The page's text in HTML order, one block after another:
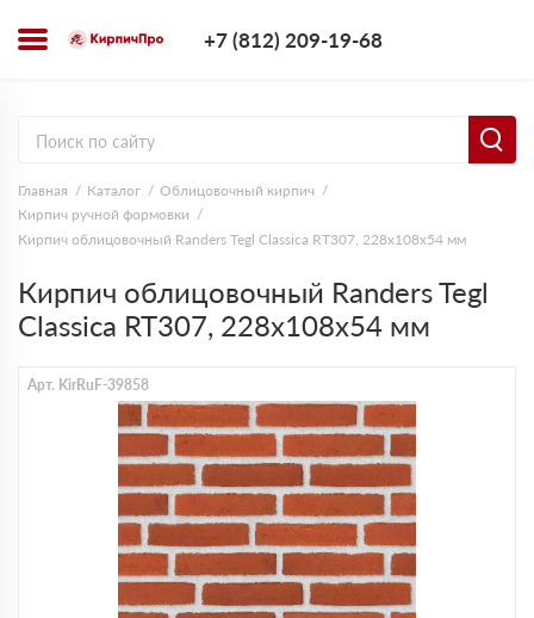
+7 (812) 209-19-68
Главная Каталог
Облицовочный кирпич
Кирпич ручной формовки
Кирпич облицовочный Randers Tegl Classica RT307, 228х108х54 мм
Кирпич облицовочный Randers Tegl
Classica RT307, 228х108х54 мм
Арт. KirRuF-39858